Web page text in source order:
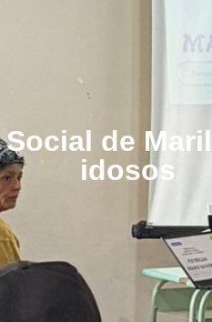
de
idosos